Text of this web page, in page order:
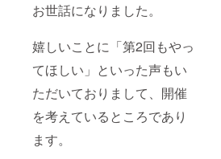
お世話になりました。
嬉しいことに「第2回もやっ
てほしい」といった声もい
ただいておりまして、開催
を考えているところであり
ます。